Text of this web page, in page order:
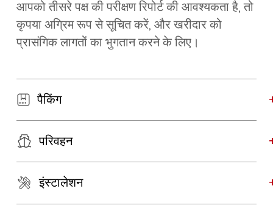
आपको तीसरे पक्ष की परीक्षण रिपोर्ट की आवश्यकता है, तो
कृपया अग्रिम रूप से सूचित करें, और खरीदार को
प्रासंगिक लागतों का भुगतान करने के लिए।
पैकिंग
परिवहन
इंस्टालेशन